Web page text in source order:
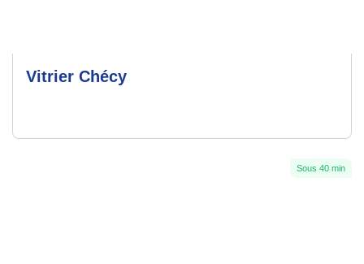
Vitrier Chécy
Sous 40 min